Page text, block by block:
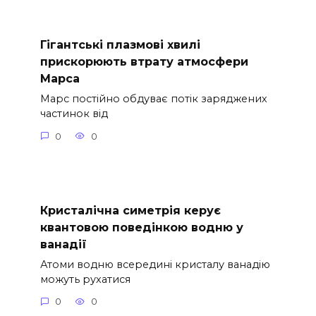
Гігантські плазмові хвилі
прискорюють втрату атмосфери
Марса
Марс постійно обдуває потік заряджених
частинок від
0 0
Кристалічна симетрія керує
квантовою поведінкою водню у
ванадії
Атоми водню всередині кристалу ванадію
можуть рухатися
0 0